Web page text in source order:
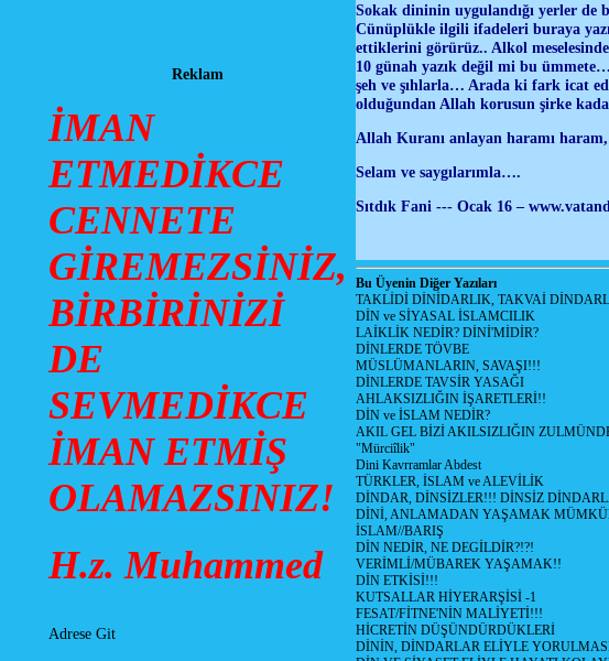
Reklam
İMAN
ETMEDİKCE
CENNETE
GİREMEZSİNİZ,
BİRBİRİNİZİ
DE
SEVMEDİKCE
İMAN ETMİŞ
OLAMAZSINIZ!
H.z. Muhammed
Adrese Git
Sokak dininin uygulandığı yerler de
Cünüplükle ilgili ifadeleri buraya
ettiklerini görürüz.. Alkol
10 günah yazık değil mi bu
şeh ve şıhlarla… Arada ki fark icat
olduğundan Allah korusun şirke
Allah Kuranı anlayan haramı
Selam ve saygılarımla….
Sıtdık Fani --- Ocak 16 –
Bu Üyenin Diğer Yazıları
TAKLİDİ DİNİDARLIK, TAKVAİ
DİN ve SİYASAL İSLAMCILIK
LAİKLİK NEDİR? DİNİ'MİDİR?
DİNLERDE TÖVBE
MÜSLÜMANLARIN, SAVAŞI!!!
DİNLERDE TAVSİR YASAĞI
AHLAKSIZLIĞIN İŞARETLERİ!!
DİN ve İSLAM NEDİR?
AKIL GEL BİZİ AKILSIZLIĞIN
"Mürciîlik"
Dini Kavrramlar Abdest
TÜRKLER, İSLAM ve ALEVİLİK
DİNDAR, DİNSİZLER!!! DİNSİZ
DİNİ, ANLAMADAN YAŞAMAK
İSLAM//BARIŞ
DİN NEDİR, NE DEGİLDİR?!?!
VERİMLİ/MÜBAREK YAŞAMAK!!
DİN ETKİSİ!!!
KUTSALLAR HİYERARŞİSİ -1
FESAT/FİTNE'NİN MALİYETİ!!!
HİCRETİN DÜŞÜNDÜRDÜKLERİ
DİNİN, DİNDARLAR ELİYLE